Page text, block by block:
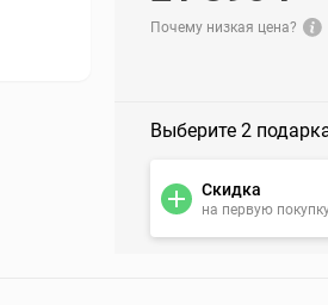
Почему низкая цена?
Выберите 2
Скидка
на первую